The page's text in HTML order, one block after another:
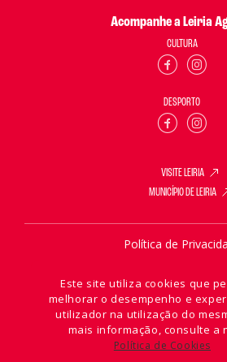
Acompanhe a Leiria
CULTURA
DESPORTO
VISITE LEIRIA
MUNICÍPIO DE LEIRIA
Política de
2026 © Leiria
Este site utiliza cookies que
melhorar o desempenho e
utilizador na utilização do
mais informação, consulte a
Política de Cookies